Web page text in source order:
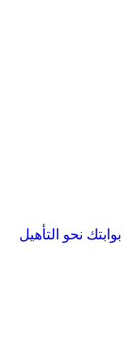
نحو التأهيل